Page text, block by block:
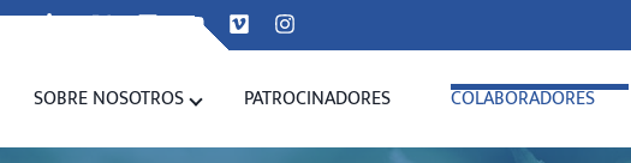
SOBRE NOSOTROS PATROCINADORES COLABORADORES